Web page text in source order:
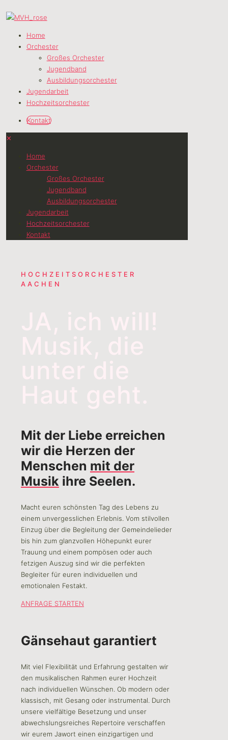
Home
Orchester
Großes Orchester
Jugendband
Ausbildungsorchester
Jugendarbeit
Hochzeitsorchester
Kontakt
✕
Home
Orchester
Großes Orchester
Jugendband
Ausbildungsorchester
Jugendarbeit
Hochzeitsorchester
Kontakt
HOCHZEITSORCHESTER
AACHEN
Mit der Liebe erreichen
wir die Herzen der
Menschen mit der
Musik ihre Seelen.
Macht euren schönsten Tag des Lebens zu
einem unvergesslichen Erlebnis. Vom stilvollen
Einzug über die Begleitung der Gemeindelieder
bis hin zum glanzvollen Höhepunkt eurer
Trauung und einem pompösen oder auch
fetzigen Auszug sind wir die perfekten
Begleiter für euren individuellen und
emotionalen Festakt.
ANFRAGE STARTEN
Gänsehaut garantiert
Mit viel Flexibilität und Erfahrung gestalten wir
den musikalischen Rahmen eurer Hochzeit
nach individuellen Wünschen. Ob modern oder
klassisch, mit Gesang oder instrumental. Durch
unsere vielfältige Besetzung und unser
abwechslungsreiches Repertoire verschaffen
wir eurem Jawort einen einzigartigen und